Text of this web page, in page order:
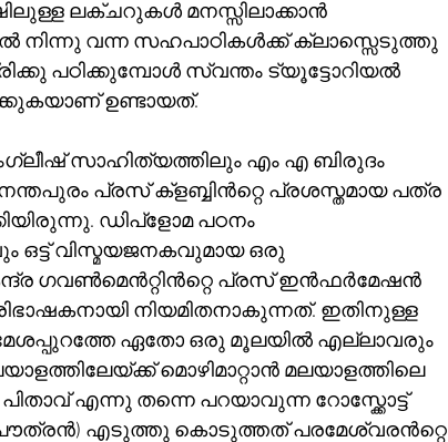
ലക്ചറുകൾ മനസ്സിലാക്കാൻ
നിന്നു വന്ന സഹപാഠികൾക്ക് ക്ലാസ്സെടുത്തു
പഠിക്കുമ്പോൾ സ്വന്തം ട്യൂട്ടോറിയൽ
ഉണ്ടായത്.
സാഹിത്യത്തിലും എം എ ബിരുദം
പ്രസ് ക്ളബ്ബിൻറ്റെ പ്രശസ്തമായ പത്ര
ഡിപ്ളോമ പഠനം
ഒട്ട് വിസ്മയജനകവുമായ ഒരു
ഗവൺമെൻറ്റിൻറ്റെ പ്രസ് ഇൻഫർമേഷൻ
നിയമിതനാകുന്നത്. ഇതിനുള്ള
ഏതോ ഒരു മൂലയിൽ എല്ലാവരും
മൊഴിമാറ്റാൻ മലയാളത്തിലെ
എന്നു തന്നെ പറയാവുന്ന റോസ്ക്കോട്ട്
പൌത്രൻ) എടുത്തു കൊടുത്തത് പരമേശ്വരൻറ്റെ